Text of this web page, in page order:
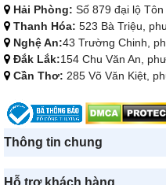
Hải Phòng: Số 879 đại lộ
Thanh Hóa: 523 Bà Triệu,
Nghệ An:43 Trường Chinh,
Đắk Lắk:154 Chu Văn An,
Cần Thơ: 285 Võ Văn Kiệt,
Thông tin chung
Hỗ trợ khách hàng